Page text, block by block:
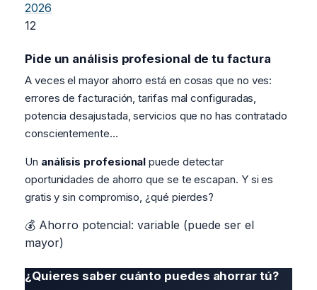
2026
12
Pide un análisis profesional de tu factura
A veces el mayor ahorro está en cosas que no ves:
errores de facturación, tarifas mal configuradas,
potencia desajustada, servicios que no has contratado
conscientemente...
Un análisis profesional puede detectar
oportunidades de ahorro que se te escapan. Y si es
gratis y sin compromiso, ¿qué pierdes?
💰 Ahorro potencial: variable (puede ser el
mayor)
¿Quieres saber cuánto puedes ahorrar tú?